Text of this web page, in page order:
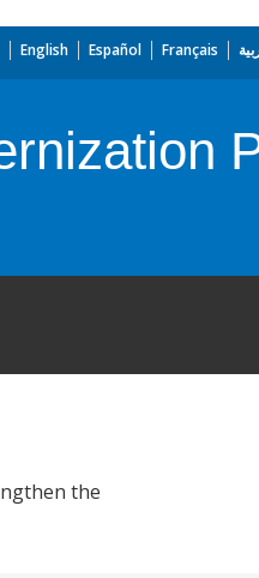
English Español Français
the